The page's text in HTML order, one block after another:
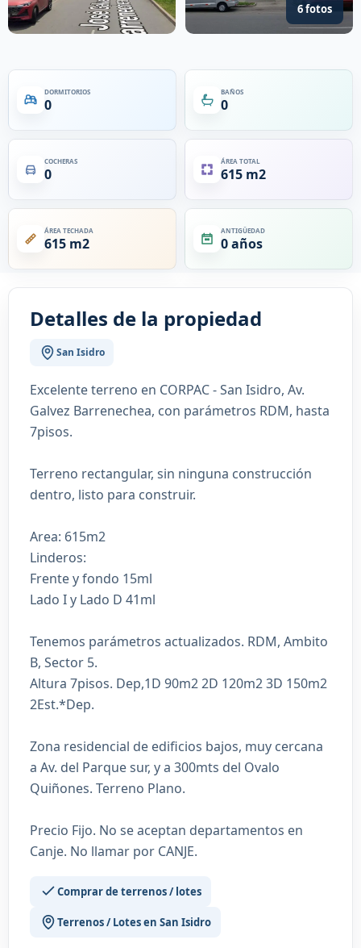
6 fotos
DORMITORIOS
0
BAÑOS
0
COCHERAS
0
ÁREA TOTAL
615 m2
ÁREA TECHADA
615 m2
ANTIGÜEDAD
0 años
Detalles de la propiedad
San Isidro
Excelente terreno en CORPAC - San Isidro, Av.
Galvez Barrenechea, con parámetros RDM, hasta
7pisos.
Terreno rectangular, sin ninguna construcción
dentro, listo para construir.
Area: 615m2
Linderos:
Frente y fondo 15ml
Lado I y Lado D 41ml
Tenemos parámetros actualizados. RDM, Ambito
B, Sector 5.
Altura 7pisos. Dep,1D 90m2 2D 120m2 3D 150m2
2Est.*Dep.
Zona residencial de edificios bajos, muy cercana
a Av. del Parque sur, y a 300mts del Ovalo
Quiñones. Terreno Plano.
Precio Fijo. No se aceptan departamentos en
Canje. No llamar por CANJE.
Comprar de terrenos / lotes
Terrenos / Lotes en San Isidro